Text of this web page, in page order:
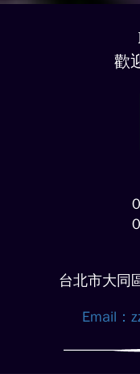
歡
台北市大同
Email：